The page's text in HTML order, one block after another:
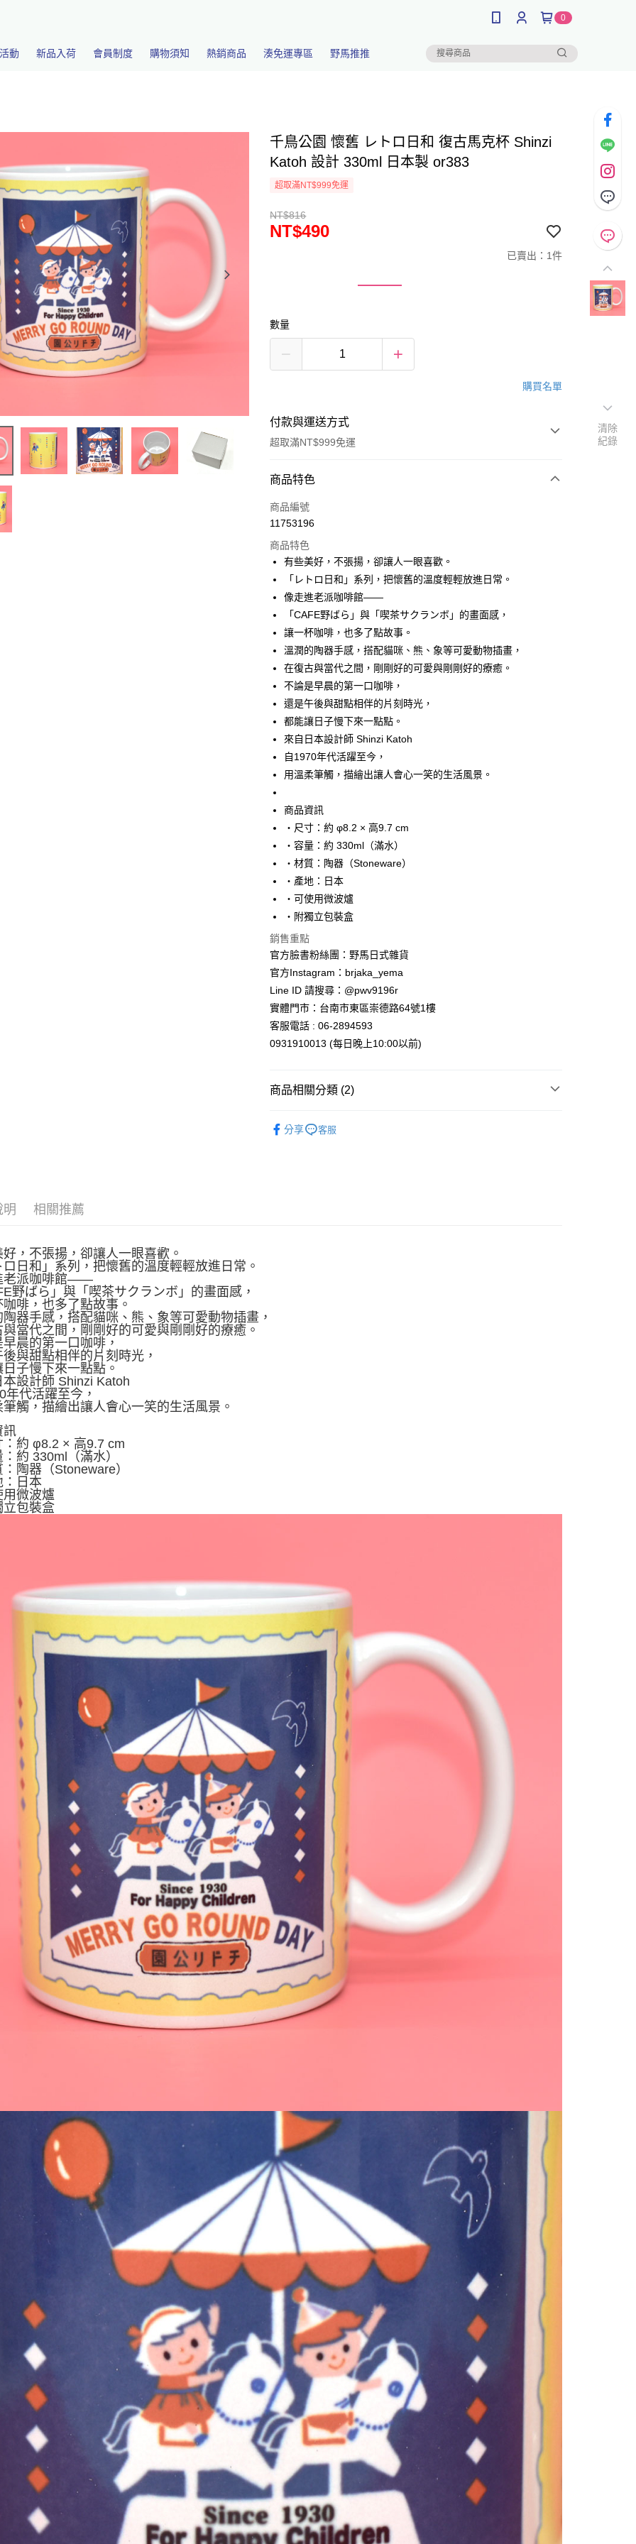
0
動 新品入荷 會員制度 購物須知 熱銷商品 湊免運專區 野馬推推
千鳥公園 懷舊 レトロ日和 復古馬克杯 Shinzi
Katoh 設計 330ml 日本製 or383
超取滿NT$999免運
NT$816
NT$490
已賣出：1件
數量
購買名單
付款與運送方式
超取滿NT$999免運
付款方式
信用卡一次付款
3 期 0 利率 每期 NT$163
合作金庫商業銀行
第一商業銀行
華南商業銀行
國泰世華商業銀行
兆豐國際商業銀行
臺灣中小企業銀行
匯豐（台灣）商業銀行
華泰商業銀行
聯邦商業銀行
遠東國際商業銀行
元大商業銀行
台新國際商業銀行
台灣樂天信用卡公司
超商取貨付款
Apple Pay
悠遊付
Google Pay
ATM付款
全家取貨付款
每筆NT$65，滿NT$999(含以上)免運費
付款後全家取貨
每筆NT$65，滿NT$999(含以上)免運費
7-11取貨付款
每筆NT$65，滿NT$999(含以上)免運費
付款後7-11取貨
每筆NT$65，滿NT$999(含以上)免運費
宅配
每筆NT$100，滿NT$999(含以上)免運費
商品特色
商品編號
11753196
商品特色
有些美好，不張揚，卻讓人一眼喜歡。
「レトロ日和」系列，把懷舊的溫度輕輕放進日常。
像走進老派咖啡館——
「CAFE野ばら」與「喫茶サクランボ」的畫面感，
讓一杯咖啡，也多了點故事。
溫潤的陶器手感，搭配貓咪、熊、象等可愛動物插畫，
在復古與當代之間，剛剛好的可愛與剛剛好的療癒。
不論是早晨的第一口咖啡，
還是午後與甜點相伴的片刻時光，
都能讓日子慢下來一點點。
來自日本設計師 Shinzi Katoh
自1970年代活躍至今，
用溫柔筆觸，描繪出讓人會心一笑的生活風景。
商品資訊
・尺寸：約 φ8.2 × 高9.7 cm
・容量：約 330ml（滿水）
・材質：陶器（Stoneware）
・產地：日本
・可使用微波爐
・附獨立包裝盒
銷售重點
官方臉書粉絲團：野馬日式雜貨
官方Instagram：brjaka_yema
Line ID 請搜尋：@pwv9196r
實體門市：台南市東區崇德路64號1樓
客服電話 : 06-2894593
0931910013 (每日晚上10:00以前)
商品相關分類 (2)
分享 客服
明 相關推薦
好，不張揚，卻讓人一眼喜歡。
ロ日和」系列，把懷舊的溫度輕輕放進日常。
老派咖啡館——
野ばら」與「喫茶サクランボ」的畫面感，
啡，也多了點故事。
陶器手感，搭配貓咪、熊、象等可愛動物插畫，
當代之間，剛剛好的可愛與剛剛好的療癒。
晨的第一口咖啡，
與甜點相伴的片刻時光，
子慢下來一點點。
本設計師 Shinzi Katoh
年代活躍至今，
筆觸，描繪出讓人會心一笑的生活風景。
訊
：約 φ8.2 × 高9.7 cm
：約 330ml（滿水）
：陶器（Stoneware）
：日本
用微波爐
立包裝盒
清除
紀錄